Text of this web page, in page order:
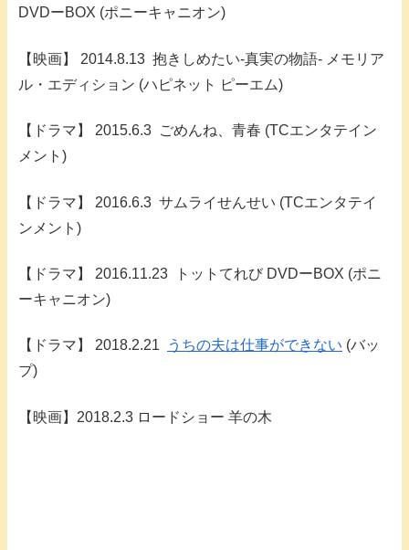
DVDーBOX (ポニーキャニオン)
【映画】 2014.8.13 抱きしめたい-真実の物語- メモリア
ル・エディション (ハピネット ピーエム)
【ドラマ】 2015.6.3 ごめんね、青春 (TCエンタテイン
メント)
【ドラマ】 2016.6.3 サムライせんせい (TCエンタテイ
ンメント)
【ドラマ】 2016.11.23 トットてれび DVDーBOX (ポニ
ーキャニオン)
【ドラマ】 2018.2.21 うちの夫は仕事ができない (バッ
プ)
【映画】2018.2.3 ロードショー 羊の木